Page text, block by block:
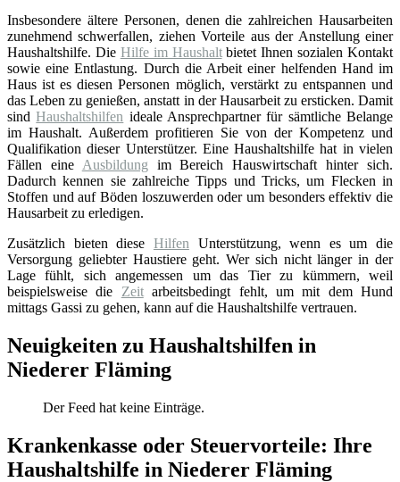
Insbesondere ältere Personen, denen die zahlreichen Hausarbeiten
zunehmend schwerfallen, ziehen Vorteile aus der Anstellung einer
Haushaltshilfe. Die Hilfe im Haushaltbietet Ihnen sozialen Kontakt
sowie eine Entlastung. Durch die Arbeit einer helfenden Hand im
Haus ist es diesen Personen möglich, verstärkt zu entspannen und
das Leben zu genießen, anstatt in der Hausarbeit zu ersticken. Damit
sindHaushaltshilfen ideale Ansprechpartner für sämtliche Belange
im Haushalt. Außerdem profitieren Sie von der Kompetenz und
Qualifikation dieser Unterstützer. Eine Haushaltshilfe hat in vielen
Fällen eine Ausbildung im Bereich Hauswirtschaft hinter sich.
Dadurch kennen sie zahlreiche Tipps und Tricks, um Flecken in
Stoffen und auf Böden loszuwerden oder um besonders effektiv die
Hausarbeit zu erledigen.
Zusätzlich bieten diese Hilfen Unterstützung, wenn es um die
Versorgung geliebter Haustiere geht. Wer sich nicht länger in der
Lage fühlt, sich angemessen um das Tier zu kümmern, weil
beispielsweise die Zeitarbeitsbedingt fehlt, um mit dem Hund
mittags Gassi zu gehen, kann auf die Haushaltshilfe vertrauen.
Neuigkeiten zu Haushaltshilfen in
Niederer Fläming
Der Feed hat keine Einträge.
Krankenkasse oder Steuervorteile: Ihre
Haushaltshilfe in Niederer Fläming